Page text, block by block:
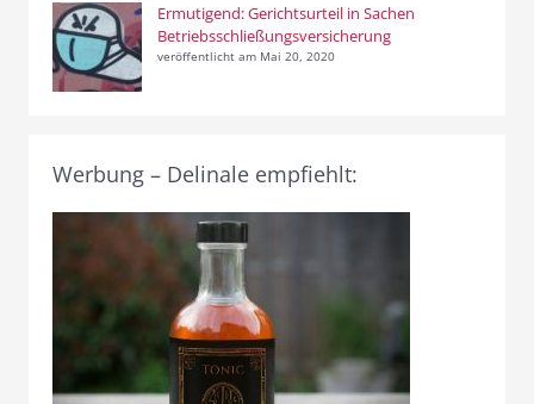
Ermutigend: Gerichtsurteil in Sachen
Betriebsschließungsversicherung
veröffentlicht am Mai 20, 2020
Werbung – Delinale empfiehlt: